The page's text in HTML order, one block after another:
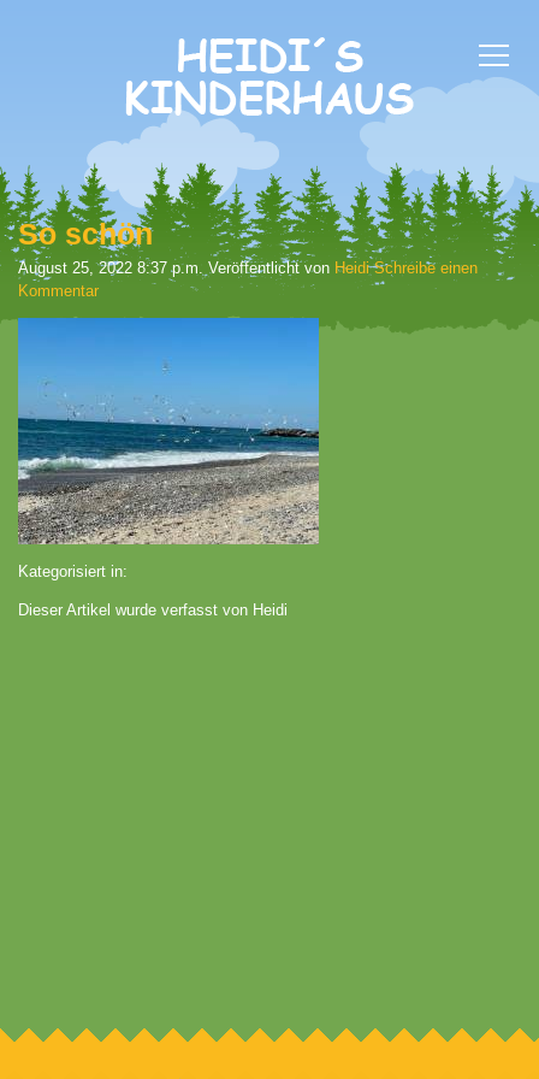
So schön
August 25, 2022 8:37 p.m. Veröffentlicht von Heidi Schreibe einen
Kommentar
Kategorisiert in:
Dieser Artikel wurde verfasst von Heidi